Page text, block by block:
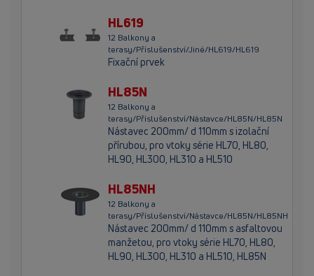
HL619
12 Balkony a
terasy/Příslušenství/Jiné/HL619/HL619
Fixační prvek
HL85N
12 Balkony a
terasy/Příslušenství/Nástavce/HL85N/HL85N
Nástavec 200mm/ d 110mm s izolační
přírubou, pro vtoky série HL70, HL80,
HL90, HL300, HL310 a HL510
HL85NH
12 Balkony a
terasy/Příslušenství/Nástavce/HL85N/HL85NH
Nástavec 200mm/ d 110mm s asfaltovou
manžetou, pro vtoky série HL70, HL80,
HL90, HL300, HL310 a HL510, HL85N